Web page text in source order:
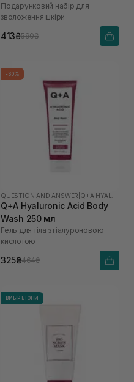
Подарунковий набір для
зволоження шкіри
413₴590₴
-30%
QUESTION AND ANSWER
Q+A Hyaluronic Acid Body
Wash 250 мл
Гель для тіла з гіалуроновою
кислотою
325₴464₴
ВИБІР ІЛОНИ